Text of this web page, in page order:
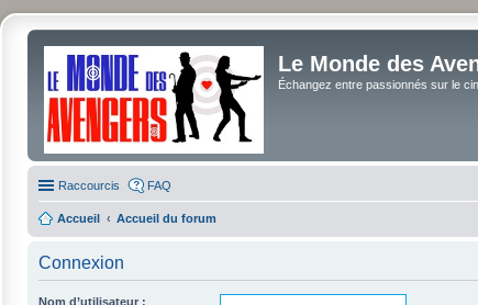
Le Monde des
Échangez entre passionnés sur le
Raccourcis FAQ
Accueil Accueil du forum
Connexion
Nom d’utilisateur :